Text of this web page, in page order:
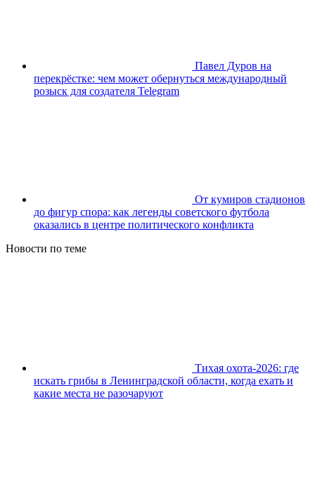
Павел Дуров на
перекрёстке: чем может обернуться международный
розыск для создателя Telegram
От кумиров стадионов
до фигур спора: как легенды советского футбола
оказались в центре политического конфликта
Новости по теме
Тихая охота-2026: где
искать грибы в Ленинградской области, когда ехать и
какие места не разочаруют